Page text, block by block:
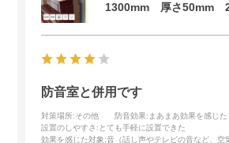
1300mm 厚さ50mm 2
防音室と併用です
対策場所:その他 防音効果:まあまあ効果を感じた
設置のしやすさ :とても手軽に設置できた
効果を感じた対象:音（話し声やテレビの音など、空